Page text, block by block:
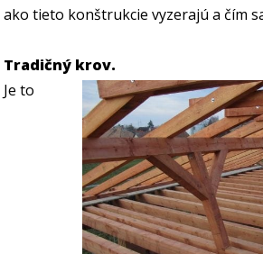
ako tieto konštrukcie vyzerajú a čím
Tradičný krov.
Je to